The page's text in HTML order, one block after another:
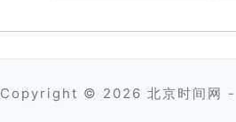
Copyright © 2026 北京时间网 -